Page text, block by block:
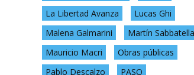
La Libertad Avanza
Lucas Ghi
Malena Galmarini
Martín Sabbatella
Mauricio Macri
Obras públicas
Pablo Descalzo
PASO